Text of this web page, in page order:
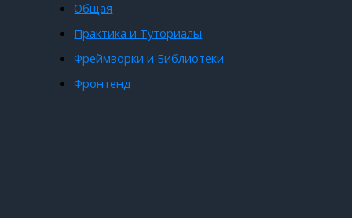
Общая
Практика и Туториалы
Фреймворки и Библиотеки
Фронтенд